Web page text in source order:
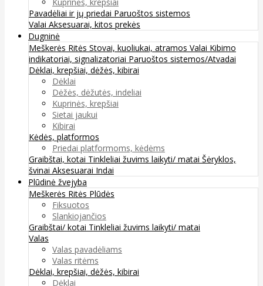
Pavadėliai ir jų priedai Paruoštos sistemos
Valai Aksesuarai, kitos prekės
Dugninė
Meškerės Ritės Stovai, kuoliukai, atramos Valai Kibimo
indikatoriai, signalizatoriai Paruoštos sistemos/Atvadai
Dėklai, krepšiai, dėžės, kibirai
Dėklai
Dėžės, dėžutės, indeliai
Kuprinės, krepšiai
Sietai jaukui
Kibirai
Kėdės, platformos
Priedai platformoms, kėdėms
Graibštai, kotai Tinkleliai žuvims laikyti/ matai Šėryklos,
švinai Aksesuarai Indai
Plūdinė žvejyba
Meškerės Ritės Plūdės
Fiksuotos
Slankiojančios
Graibštai/ kotai Tinkleliai žuvims laikyti/ matai
Valas
Valas pavadėliams
Valas ritėms
Dėklai, krepšiai, dėžės, kibirai
Dėklai